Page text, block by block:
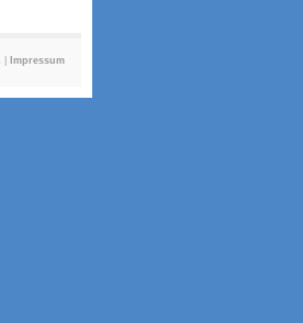
Impressum